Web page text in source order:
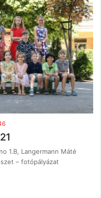
1.B, Langermann Máté
– fotópályázat